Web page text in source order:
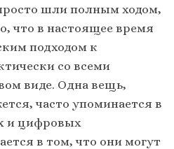
шли полным ходом,
что в настоящее время
подходом к
со всеми
виде. Одна вещь,
часто упоминается в
и цифровых
в том, что они могут